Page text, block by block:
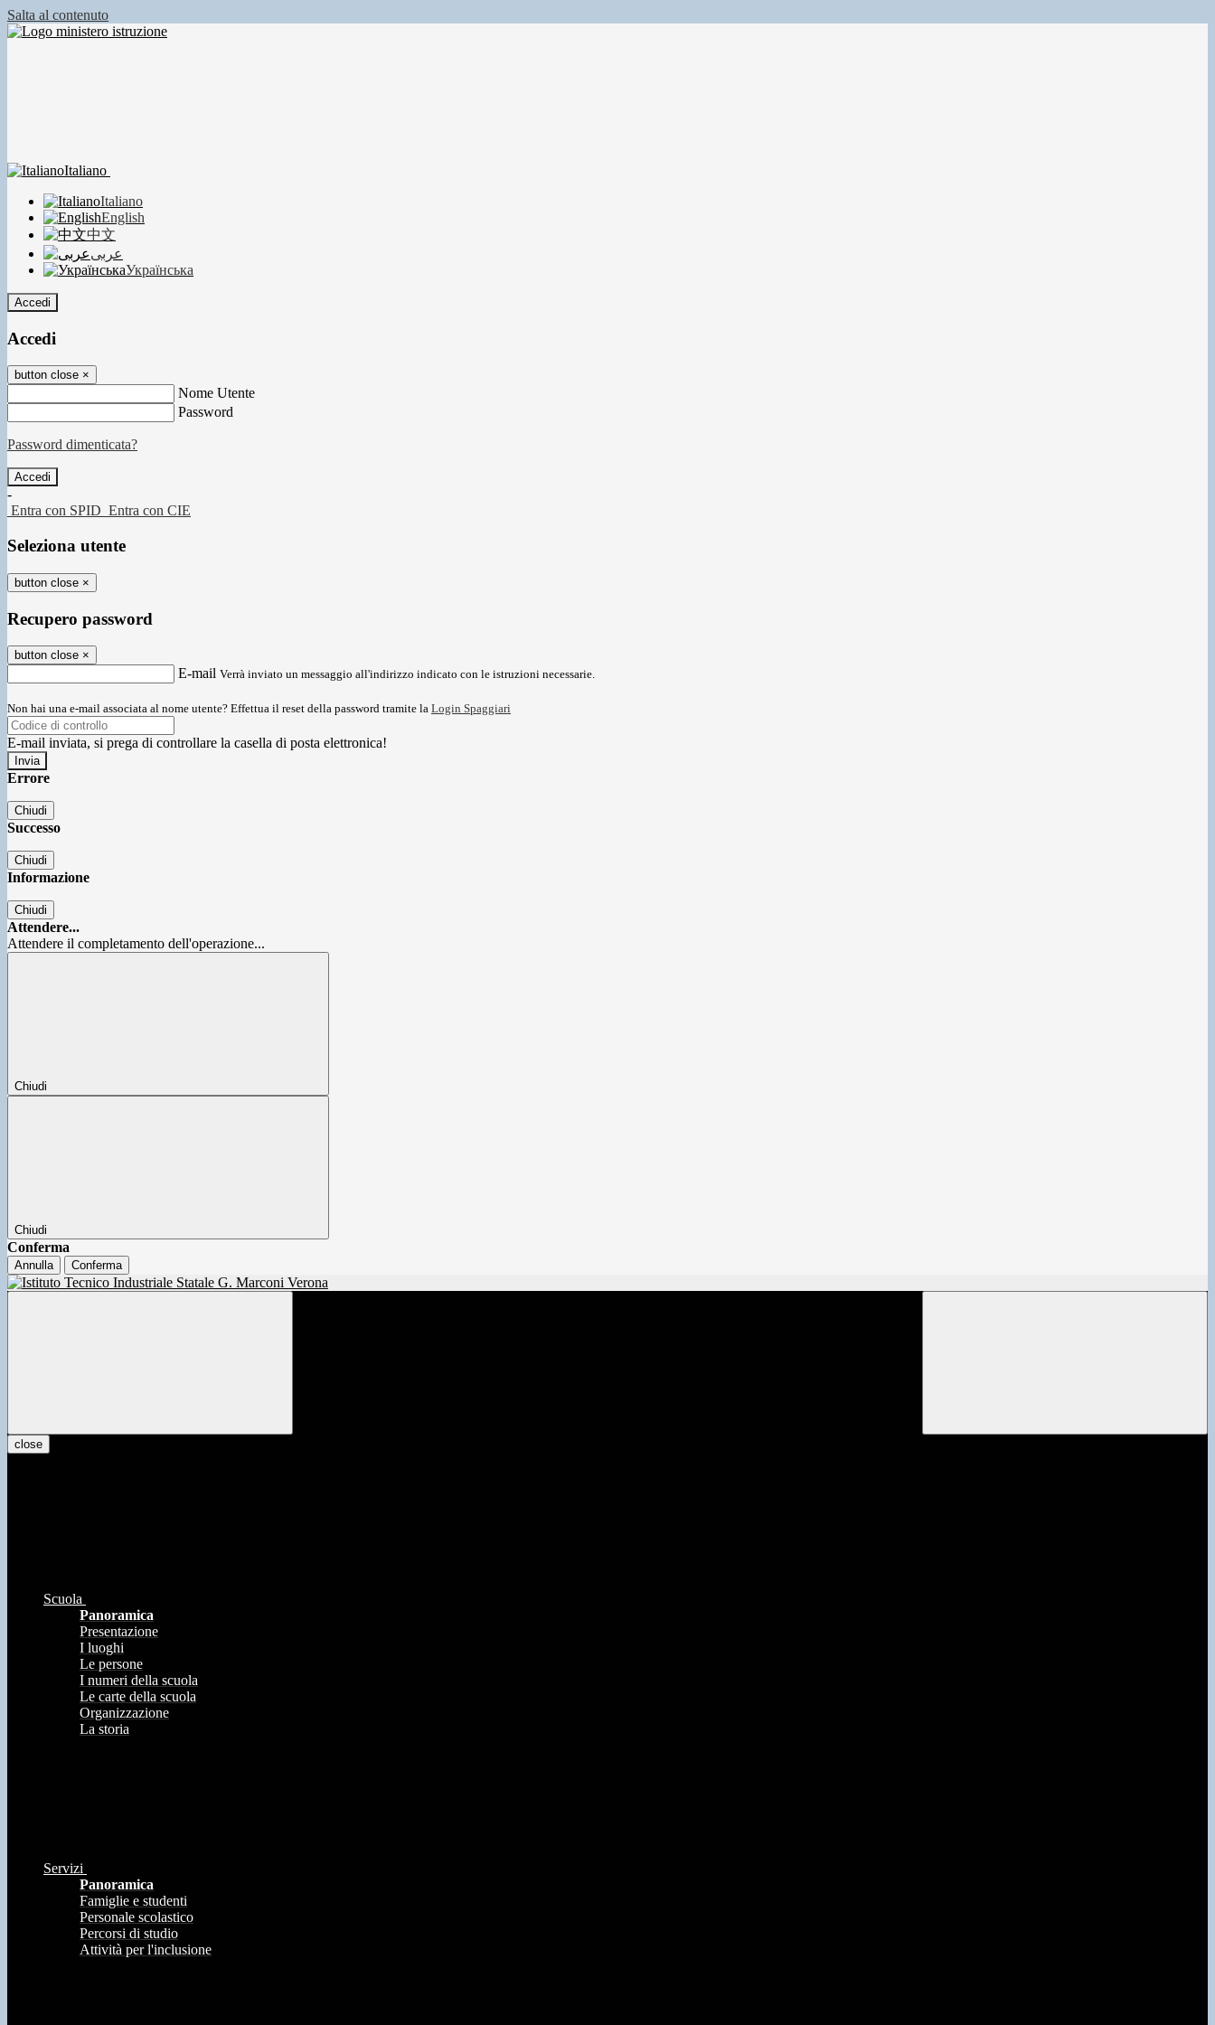
Salta al contenuto
Italiano
Italiano
English
中文
عربى
Українська
Accedi
Accedi
button close ×
Nome Utente
Password
Password dimenticata?
-
Entra con SPID Entra con CIE
Seleziona utente
button close ×
Recupero password
button close ×
E-mail Verrà inviato un messaggio all'indirizzo indicato con le istruzioni necessarie.
Non hai una e-mail associata al nome utente? Effettua il reset della password tramite la Login Spaggiari
E-mail inviata, si prega di controllare la casella di posta elettronica!
Errore
Chiudi
Successo
Chiudi
Informazione
Chiudi
Attendere...
Attendere il completamento dell'operazione...
Chiudi
Chiudi
Conferma
Annulla Conferma
close
Scuola
Panoramica
Presentazione
I luoghi
Le persone
I numeri della scuola
Le carte della scuola
Organizzazione
La storia
Servizi
Panoramica
Famiglie e studenti
Personale scolastico
Percorsi di studio
Attività per l'inclusione